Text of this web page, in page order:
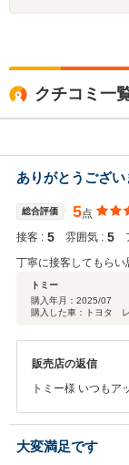
クチコミ一
ありがとうござい
総合評価 5点
接客 : 5 雰囲気 : 5
丁寧に接客してもらい
トミー
購入年月： 2025/07
購入した車：トヨタ
販売店の返信
トミー様 いつもア
ミー様とはかれこ
が、今回も一緒に
タッフも大変喜ん
大変満足です